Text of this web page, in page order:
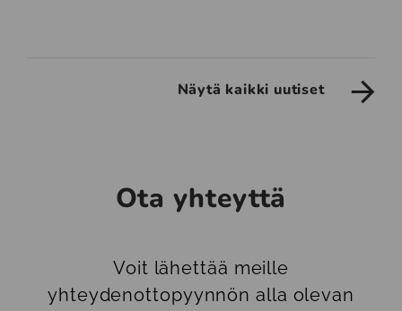
Näytä kaikki uutiset
Ota yhteyttä
Voit lähettää meille
yhteydenottopyynnön alla olevan